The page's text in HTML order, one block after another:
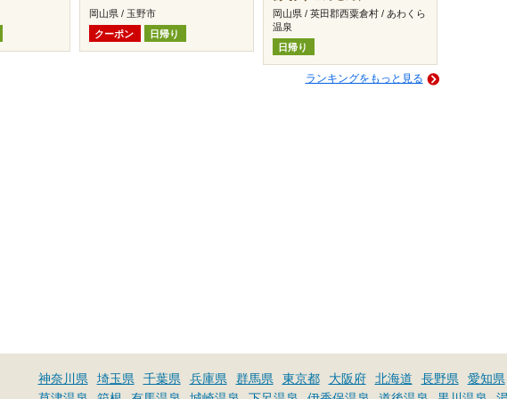
岡山県 / 玉野市
クーポン
日帰り
岡山県 / 英田郡西粟倉村 / あわくら
温泉
日帰り
ランキングをもっと見る
神奈川県 埼玉県 千葉県 兵庫県 群馬県 東京都 大阪府 北海道 長野県 愛知県